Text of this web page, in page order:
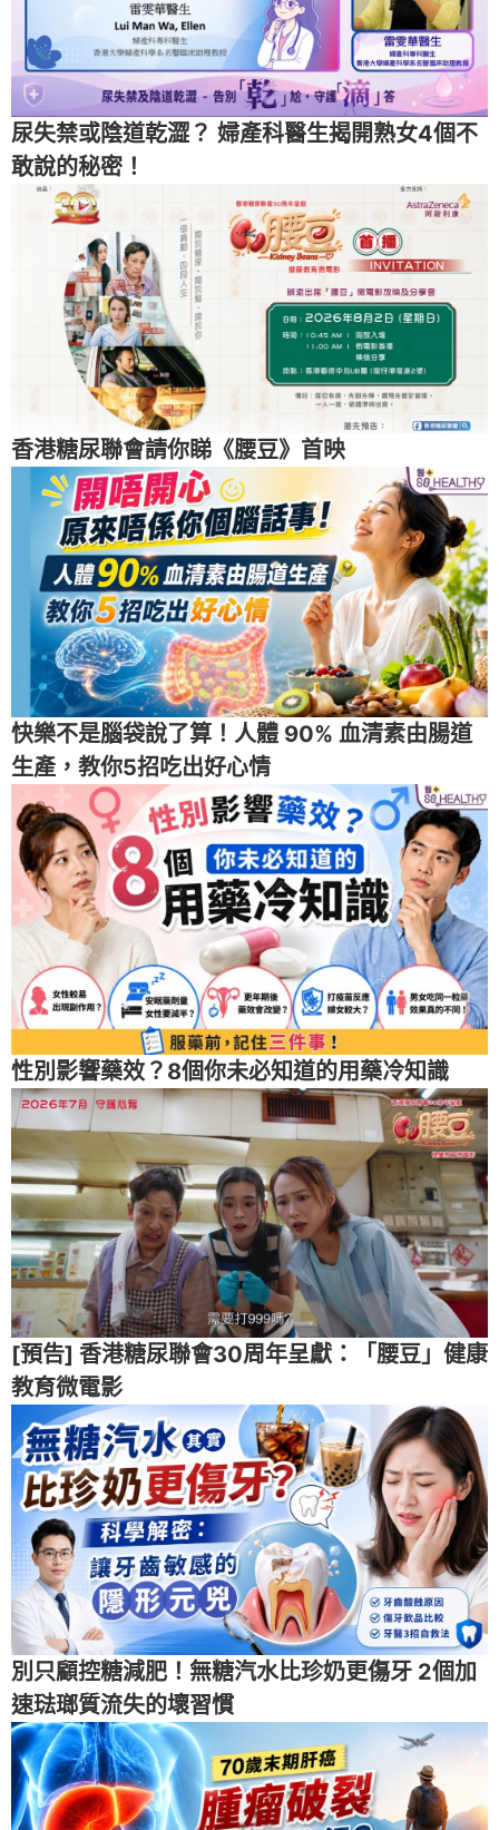
尿失禁或陰道乾澀？ 婦產科醫生揭開熟女4個不
敢說的秘密！
香港糖尿聯會請你睇《腰豆》首映
快樂不是腦袋說了算！人體 90% 血清素由腸道
生產，教你5招吃出好心情
性別影響藥效？8個你未必知道的用藥冷知識
[預告] 香港糖尿聯會30周年呈獻：「腰豆」健康
教育微電影
別只顧控糖減肥！無糖汽水比珍奶更傷牙 2個加
速琺瑯質流失的壞習慣